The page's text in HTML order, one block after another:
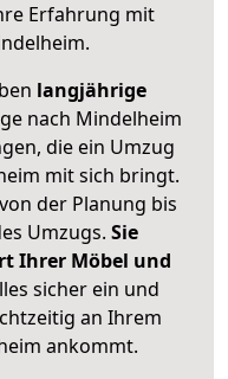
Erfahrung mit
.
langjährige
nach Mindelheim
die ein Umzug
mit sich bringt.
der Planung bis
Umzugs. Sie
Ihrer Möbel und
sicher ein und
an Ihrem
ankommt.